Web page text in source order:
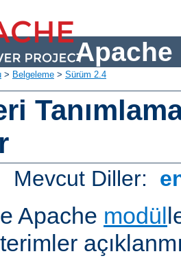
Apache
> Belgeleme > Sürüm 2.4
Mevcut Diller:
Apache modül